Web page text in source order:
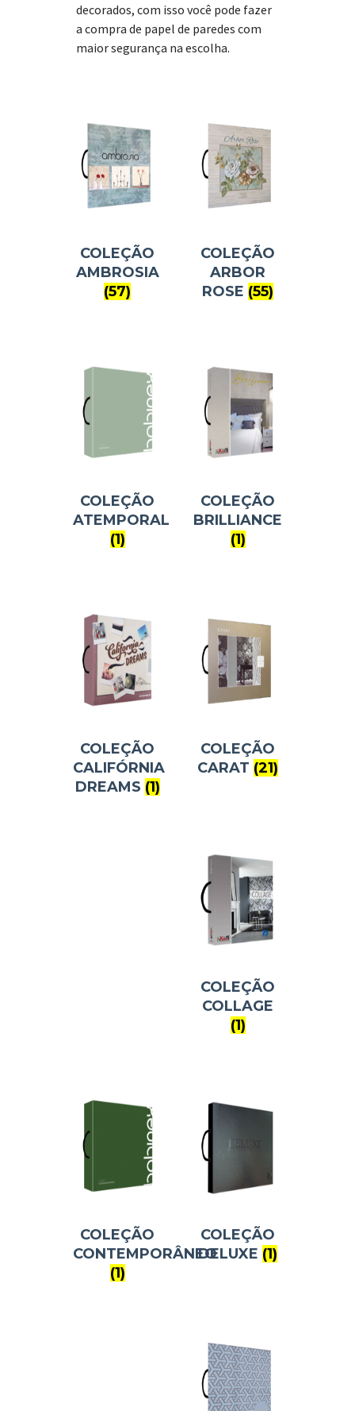
decorados, com isso você pode fazer
a compra de papel de paredes com
maior segurança na escolha.
COLEÇÃO
AMBROSIA
(57)
COLEÇÃO
ARBOR
ROSE (55)
COLEÇÃO
ATEMPORAL
(1)
COLEÇÃO
BRILLIANCE
(1)
COLEÇÃO
CALIFÓRNIA
DREAMS (1)
COLEÇÃO
CARAT (21)
COLEÇÃO
COLLAGE
(1)
COLEÇÃO
CONTEMPORÂNEO
(1)
COLEÇÃO
DELUXE (1)